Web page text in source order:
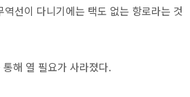
선이 다니기에는 택도 없는 항로라는 것
해 열 필요가 사라졌다.